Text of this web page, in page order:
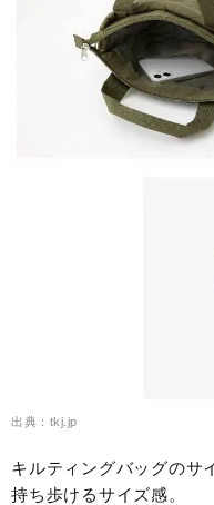
出典：tkj.jp
キルティングバッグのサ
持ち歩けるサイズ感。